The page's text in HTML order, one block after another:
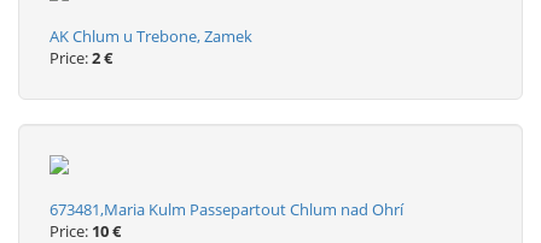
AK Chlum u Trebone, Zamek
Price:2 €
673481,Maria Kulm Passepartout Chlum nad Ohrí
Price: 10 €